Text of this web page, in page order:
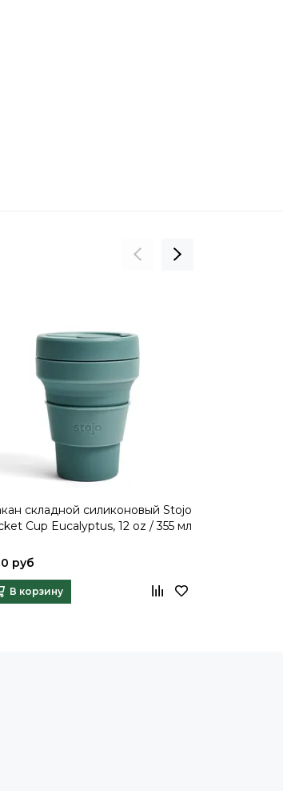
складной силиконовый Stojo
Cup Eucalyptus, 12 oz / 355 мл
руб
В корзину